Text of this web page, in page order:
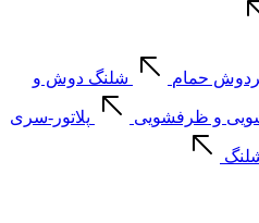
حمام شلنگ دوش و
و ظرفشویی پلاتور-سری
شلنگ